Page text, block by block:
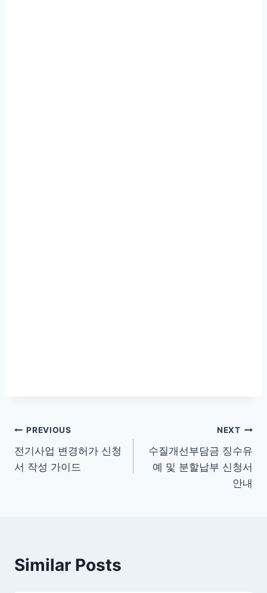
글
탐
PREVIOUS
전기사업 변경허가 신청
서 작성 가이드
NEXT
수질개선부담금 징수유
예 및 분할납부 신청서
안내
Similar Posts